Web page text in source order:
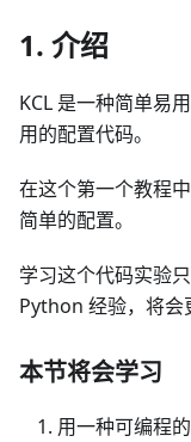
1. 介绍
KCL 是一种简单易
用的配置代码。
在这个第一个教程
简单的配置。
学习这个代码实验
Python 经验，将会
本节将会学习
用一种可编程